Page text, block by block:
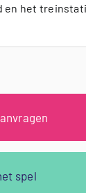
het
spel